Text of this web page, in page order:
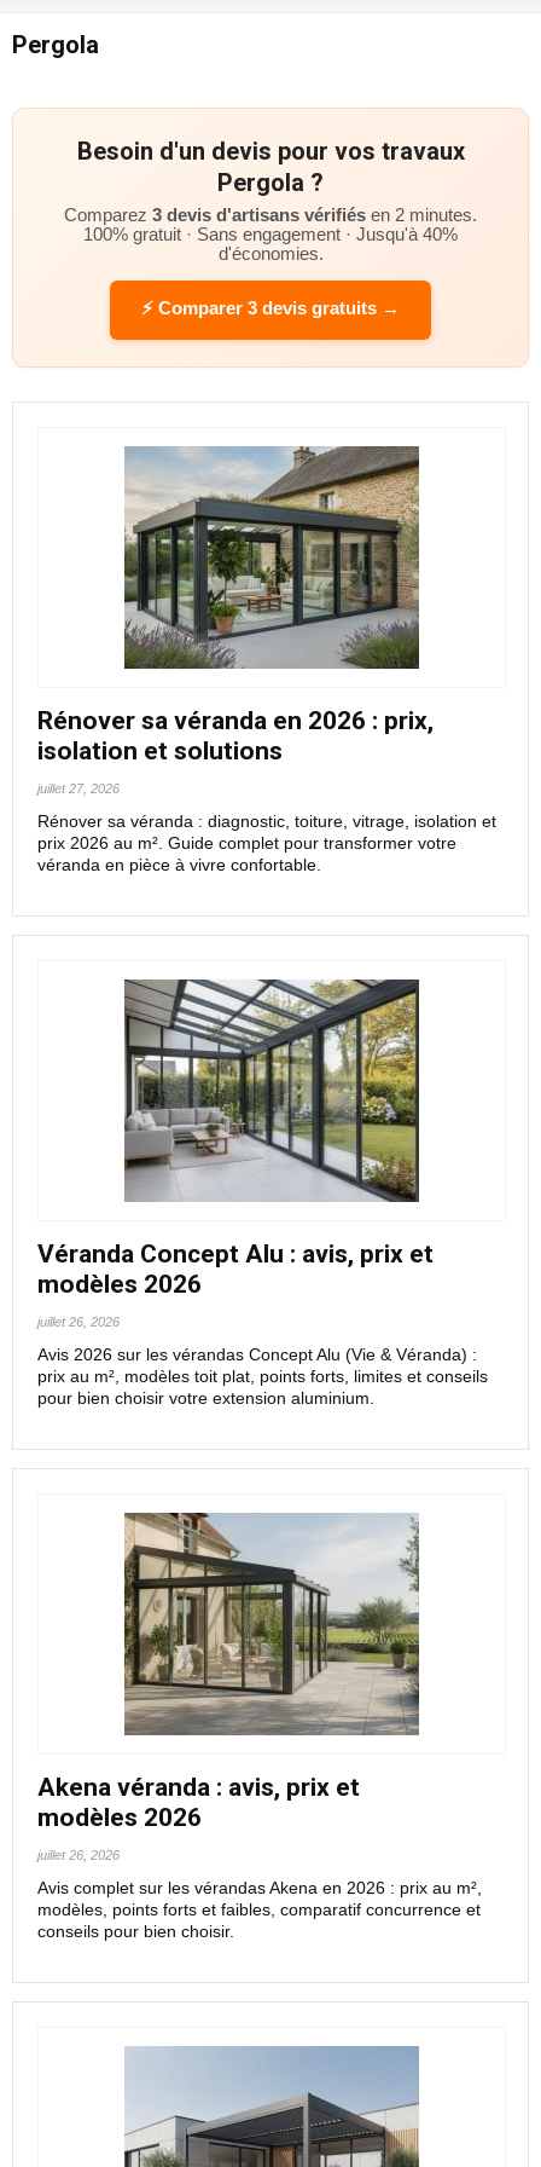
Pergola
Besoin d'un devis pour vos travaux
Pergola ?
Comparez 3 devis d'artisans vérifiés en 2 minutes.
100% gratuit · Sans engagement · Jusqu'à 40%
d'économies.
⚡ Comparer 3 devis gratuits →
Rénover sa véranda en 2026 : prix,
isolation et solutions
juillet 27, 2026
Rénover sa véranda : diagnostic, toiture, vitrage, isolation et
prix 2026 au m². Guide complet pour transformer votre
véranda en pièce à vivre confortable.
Véranda Concept Alu : avis, prix et
modèles 2026
juillet 26, 2026
Avis 2026 sur les vérandas Concept Alu (Vie & Véranda) :
prix au m², modèles toit plat, points forts, limites et conseils
pour bien choisir votre extension aluminium.
Akena véranda : avis, prix et
modèles 2026
juillet 26, 2026
Avis complet sur les vérandas Akena en 2026 : prix au m²,
modèles, points forts et faibles, comparatif concurrence et
conseils pour bien choisir.